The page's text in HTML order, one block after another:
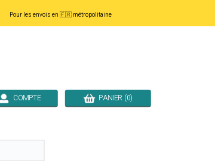
Pour les envois en 🇫🇷 métropolitaine
COMPTE PANIER (0)